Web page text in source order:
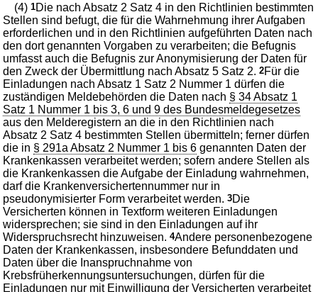
(4)1Die nach Absatz 2 Satz 4 in den Richtlinien bestimmten
Stellen sind befugt, die für die Wahrnehmung ihrer Aufgaben
erforderlichen und in den Richtlinien aufgeführten Daten nach
den dort genannten Vorgaben zu verarbeiten; die Befugnis
umfasst auch die Befugnis zur Anonymisierung der Daten für
den Zweck der Übermittlung nach Absatz 5 Satz 2.2Für die
Einladungen nach Absatz 1 Satz 2 Nummer 1 dürfen die
zuständigen Meldebehörden die Daten nach § 34 Absatz 1
Satz 1 Nummer 1 bis 3, 6 und 9 des Bundesmeldegesetzes
aus den Melderegistern an die in den Richtlinien nach
Absatz 2 Satz 4 bestimmten Stellen übermitteln; ferner dürfen
die in § 291a Absatz 2 Nummer 1 bis 6 genannten Daten der
Krankenkassen verarbeitet werden; sofern andere Stellen als
die Krankenkassen die Aufgabe der Einladung wahrnehmen,
darf die Krankenversichertennummer nur in
pseudonymisierter Form verarbeitet werden.3Die
Versicherten können in Textform weiteren Einladungen
widersprechen; sie sind in den Einladungen auf ihr
Widerspruchsrecht hinzuweisen.4Andere personenbezogene
Daten der Krankenkassen, insbesondere Befunddaten und
Daten über die Inanspruchnahme von
Krebsfrüherkennungsuntersuchungen, dürfen für die
Einladungen nur mit Einwilligung der Versicherten verarbeitet